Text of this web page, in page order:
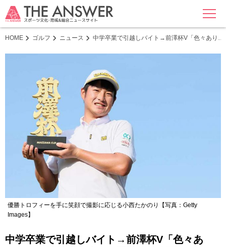
MENU
HOME ゴルフ ニュース 中学卒業で引越しバイト→前澤杯V「色々あり
優勝トロフィーを手に笑顔で撮影に応じる小西たかのり【写真：Getty
Images】
中学卒業で引越しバイト→前澤杯V「色々あ